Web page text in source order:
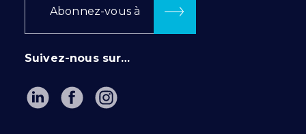
Abonnez-vous à
Suivez-nous sur…